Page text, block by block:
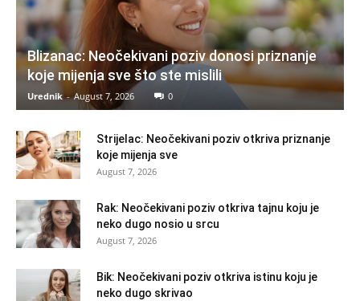
Blizanac: Neočekivani poziv donosi priznanje
koje mijenja sve što ste mislili
Urednik - August 7, 2026 0
Strijelac: Neočekivani poziv otkriva priznanje
koje mijenja sve
August 7, 2026
Rak: Neočekivani poziv otkriva tajnu koju je
neko dugo nosio u srcu
August 7, 2026
Bik: Neočekivani poziv otkriva istinu koju je
neko dugo skrivao